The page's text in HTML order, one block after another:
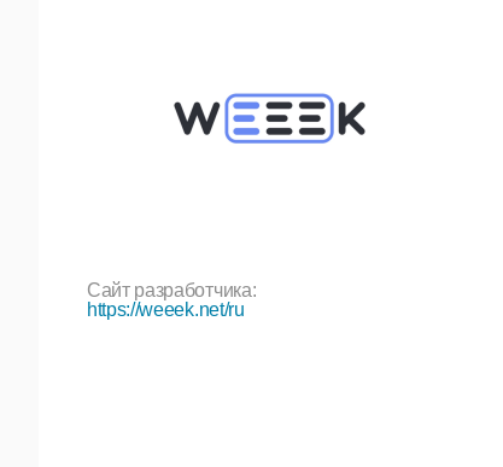
Сайт разработчика:
https://weeek.net/ru